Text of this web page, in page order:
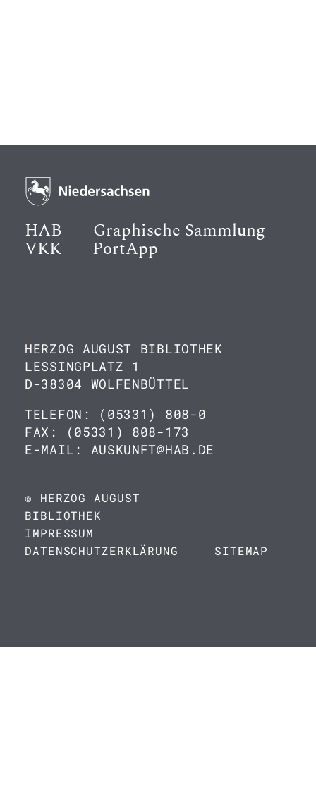
HAB Graphische Sammlung
VKK PortApp
HERZOG AUGUST BIBLIOTHEK
LESSINGPLATZ 1
D-38304 WOLFENBÜTTEL
TELEFON: (05331) 808-0
FAX: (05331) 808-173
E-MAIL: AUSKUNFT@HAB.DE
© HERZOG AUGUST
BIBLIOTHEK
IMPRESSUM
DATENSCHUTZERKLÄRUNG
SITEMAP